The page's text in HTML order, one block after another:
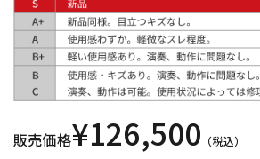
中古
販売価格¥126,500 （税込）